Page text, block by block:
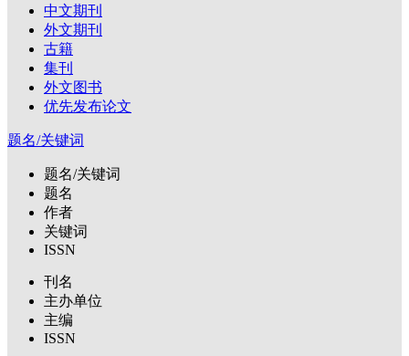
中文期刊
外文期刊
古籍
集刊
外文图书
优先发布论文
题名/关键词
题名/关键词
题名
作者
关键词
ISSN
刊名
主办单位
主编
ISSN